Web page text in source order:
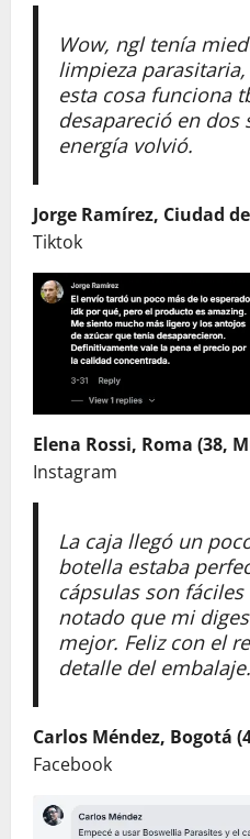
Wow, ngl tenía
limpieza
esta cosa funciona
desapareció en dos
energía volvió.
Jorge Ramírez, Ciudad
Tiktok
Elena Rossi, Roma (38,
Instagram
La caja llegó un
botella estaba
cápsulas son
notado que mi
mejor. Feliz con el
detalle del embalaje.
Carlos Méndez, Bogotá
Facebook